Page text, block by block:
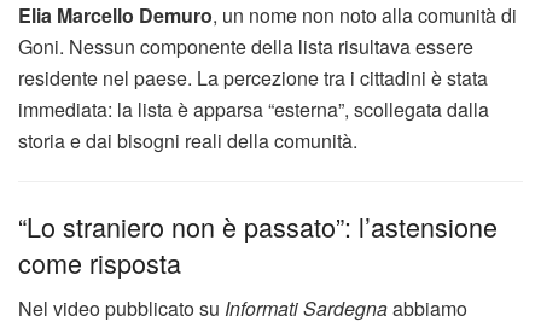
Elia Marcello Demuro, un nome non noto alla comunità di
Goni. Nessun componente della lista risultava essere
residente nel paese. La percezione tra i cittadini è stata
immediata: la lista è apparsa “esterna”, scollegata dalla
storia e dai bisogni reali della comunità.
“Lo straniero non è passato”: l’astensione
come risposta
Nel video pubblicato su Informati Sardegnaabbiamo